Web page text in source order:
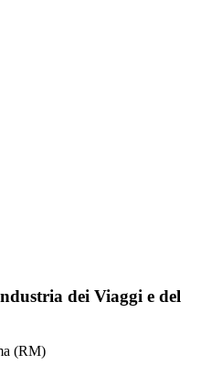
dei Viaggi e del
(RM)